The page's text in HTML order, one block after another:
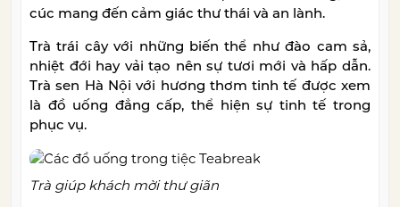
cúc mang đến cảm giác thư thái và an lành.
Trà trái cây với những biến thể như đào cam sả,
nhiệt đới hay vải tạo nên sự tươi mới và hấp dẫn.
Trà sen Hà Nội với hương thơm tinh tế được xem
là đồ uống đẳng cấp, thể hiện sự tinh tế trong
phục vụ.
Trà giúp khách mời thư giãn